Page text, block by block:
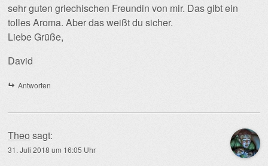
sehr guten griechischen Freundin von mir. Das gibt ein
tolles Aroma. Aber das weißt du sicher.
Liebe Grüße,
David
Antworten
Theo sagt:
31. Juli 2018 um 16:05 Uhr